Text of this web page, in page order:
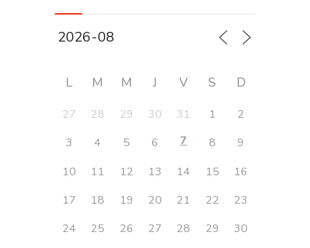
L M M J V S D
27 28 29 30 31 1
2
3
4 5 6 7 8
9
10
11 12 13 14 15
16
17
18 19 20 21 22
23
24
25 26 27 28 29
30